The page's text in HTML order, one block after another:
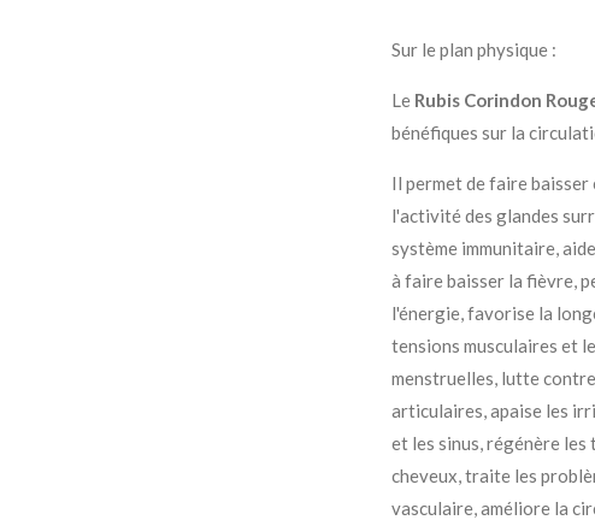
Sur le plan physique :
Le Rubis Corindon
bénéfiques sur la
Il permet de faire
l'activité des glandes
système immunitaire,
à faire baisser la fièvre,
l'énergie, favorise la
tensions musculaires et
menstruelles, lutte
articulaires, apaise les
et les sinus, régénère les
cheveux, traite les
vasculaire, améliore la